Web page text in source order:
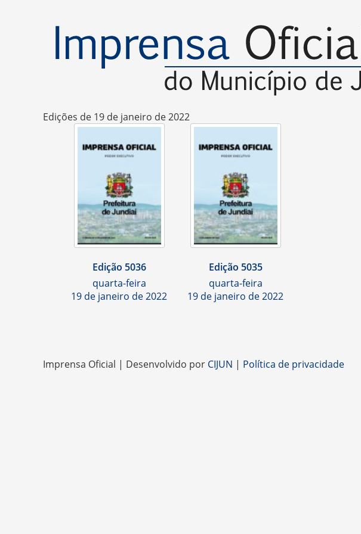
Edições de 19 de janeiro de 2022
Edição 5036
quarta-feira
19 de janeiro de 2022
Edição 5035
quarta-feira
19 de janeiro de 2022
Imprensa Oficial | Desenvolvido por CIJUN | Política de privacidade